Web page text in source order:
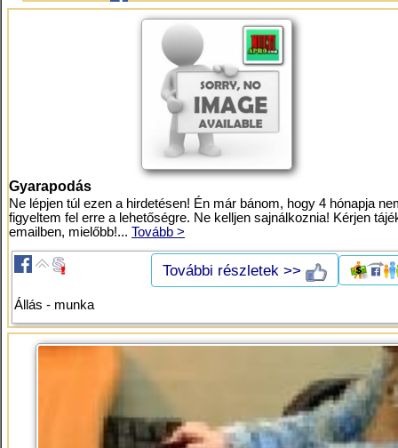
Gyarapodás
Ne lépjen túl ezen a hirdetésen! Én már bánom, hogy 4 hónapja
figyeltem fel erre a lehetőségre. Ne kelljen sajnálkoznia! Kérjen
emailben, mielőbb!... Tovább >
További részletek >>
Állás - munka